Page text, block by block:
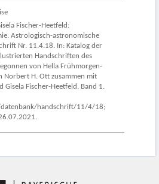
Fischer-Heetfeld:
Astrologisch-astronomische
Nr. 11.4.18. In: Katalog der
Handschriften des
von Hella Frühmorgen-
Norbert H. Ott zusammen mit
Gisela Fischer-Heetfeld. Band 1.
handschrift/11/4/18;